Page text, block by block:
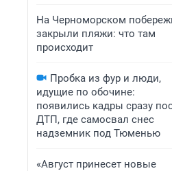
На Черноморском
закрыли пляжи: что там
происходит
Пробка из фур и люди,
идущие по обочине:
появились кадры сразу
ДТП, где самосвал снес
надземник под Тюменью
«Август принесет новые